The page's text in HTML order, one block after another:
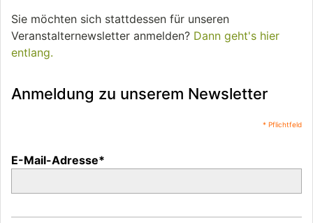
Sie möchten sich stattdessen für unseren
Veranstalternewsletter anmelden? Dann geht's hier
entlang.
Anmeldung zu unserem Newsletter
* Pflichtfeld
E-Mail-Adresse*